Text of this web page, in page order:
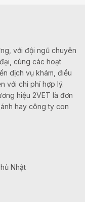
với đội ngũ chuyên
cùng các hoạt
dịch vụ khám, điều
với chi phí hợp lý.
hiệu 2VET là đơn
hay công ty con
Nhật